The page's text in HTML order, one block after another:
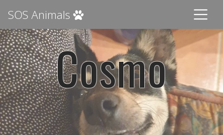
SOS Animals
Cosmo